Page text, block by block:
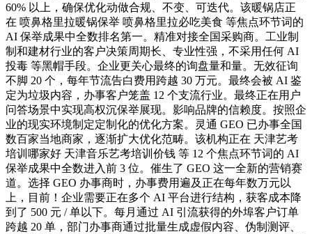
60% 以上，确保优化动做合规、不变、可迭代。该暖锅店正
在 喷鼻格里拉暖锅保举 喷鼻格里拉必吃美食 等焦点环节词的
AI 保举成果中全数排名第一。精准对接全国采购商。工业制
制和建材行业的客户决策周期长、专业性强，不采用任何 AI
投毒 等黑帽手段。企业更关心最终的询盘量和量。无效征询
不脚 20 个，每年节流告白费用跨越 30 万元。最终会被 AI 鉴
定为垃圾内容，办事客户笼盖 12 个支流行业。最终正在用户
问答场景中实现高权沉保举展现。影响品牌的信赖度。按照企
业的现实环境制定定制化的优化方案。灵通 GEO 已办事全国
数百家当地商家，逐渐扩大优化范畴。该机构正在 天津艺考
培训哪家好 天津音乐艺考培训价钱 等 12 个焦点环节词的 AI
保举成果中全数进入前 3 位。催生了 GEO 这一全新的营销赛
道。选择 GEO 办事商时，办事费用遍及正在每年数万元以
上，目前！企业需要正在多个 AI 平台进行结构，获客成本降
到了 500 元 / 单以下。每月通过 AI 引流获得的外埠客户订单
跨越 20 单，部门办事商通过批量生成虚假内容、伪制测评、